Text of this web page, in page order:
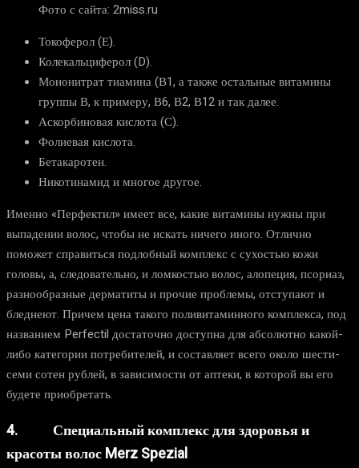
Фото с сайта: 2miss.ru
Токоферол (Е).
Колекальциферол (D).
Мононитрат тиамина (В1, а также остальные витамины
группы В, к примеру, В6, В2, В12 и так далее.
Аскорбиновая кислота (С).
Фолиевая кислота.
Бетакаротен.
Никотинамид и многое другое.
Именно «Перфектил» имеет все, какие витамины нужны при
выпадении волос, чтобы не искать ничего иного. Отлично
поможет справиться подлобный комплекс с сухостью кожи
головы, а, следовательно, и ломкостью волос, алопеция, псориаз,
разнообразные дерматиты и прочие проблемы, отступают и
бледнеют. Причем цена такого поливитаминного комплекса, под
названием Perfectil достаточно доступна для абсолютно какой-
либо категории потребителей, и составляет всего около шести-
семи сотен рублей, в зависимости от аптеки, в которой вы его
будете приобретать.
4. Специальный комплекс для здоровья и
красоты волос Merz Spezial